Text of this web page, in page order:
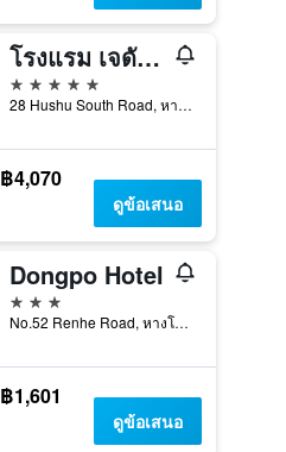
โรงแรม เจดับบลิว แมริออท หางโจว
5 ดาว
28 Hushu South Road, หางโจว, จีน
฿4,070
ดูข้อเสนอ
Dongpo Hotel
3 ดาว
No.52 Renhe Road, หางโจว, จีน
฿1,601
ดูข้อเสนอ